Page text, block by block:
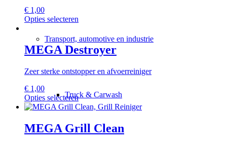
Transport, automotive en industrie
Truck & Carwash
worden
de
productpagina
€ 1,00
Opties selecteren
heeft
meerdere
variaties.
optie
gekozen
worden
op
productpagina
MEGA Destroyer
Zeer sterke ontstopper en afvoerreiniger
€ 1,00
Opties selecterenDit
product
meerdere
variaties.
MEGA Grill Clean